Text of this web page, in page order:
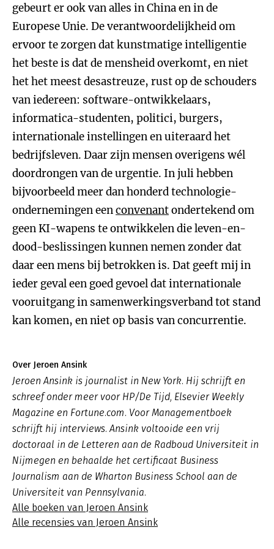
gebeurt er ook van alles in China en in de
Europese Unie. De verantwoordelijkheid om
ervoor te zorgen dat kunstmatige intelligentie
het beste is dat de mensheid overkomt, en niet
het het meest desastreuze, rust op de schouders
van iedereen: software-ontwikkelaars,
informatica-studenten, politici, burgers,
internationale instellingen en uiteraard het
bedrijfsleven. Daar zijn mensen overigens wél
doordrongen van de urgentie. In juli hebben
bijvoorbeeld meer dan honderd technologie-
ondernemingen eenconvenantondertekend om
geen KI-wapens te ontwikkelen die leven-en-
dood-beslissingen kunnen nemen zonder dat
daar een mens bij betrokken is. Dat geeft mij in
ieder geval een goed gevoel dat internationale
vooruitgang in samenwerkingsverband tot stand
kan komen, en niet op basis van concurrentie.
Over Jeroen Ansink
Jeroen Ansink is journalist in New York. Hij schrijft en
schreef onder meer voor HP/De Tijd, Elsevier Weekly
Magazine en Fortune.com. Voor Managementboek
schrijft hij interviews. Ansink voltooide een vrij
doctoraal in de Letteren aan de Radboud Universiteit in
Nijmegen en behaalde het certificaat Business
Journalism aan de Wharton Business School aan de
Universiteit van Pennsylvania.
Alle boeken van Jeroen Ansink
Alle recensies van Jeroen Ansink